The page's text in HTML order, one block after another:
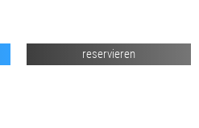
reservieren